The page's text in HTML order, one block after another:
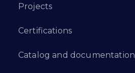
Projects
Certifications
Catalog and documentation